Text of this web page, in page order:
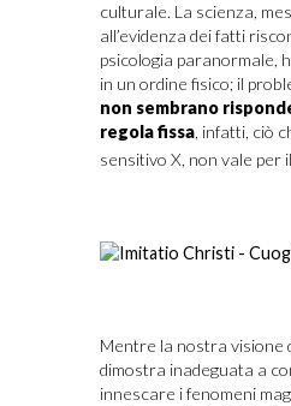
culturale. La scienza,
all’evidenza dei fatti
psicologia paranormale,
in un ordine fisico; il
non sembrano
regola fissa, infatti, ciò
sensitivo X, non vale per
Mentre la nostra visione
dimostra inadeguata a
innescare i fenomeni